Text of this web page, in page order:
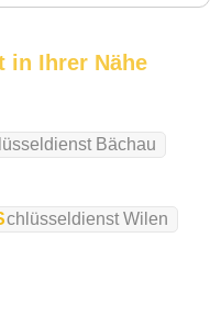
in Ihrer Nähe
Bächau
Schlüsseldienst Wilen